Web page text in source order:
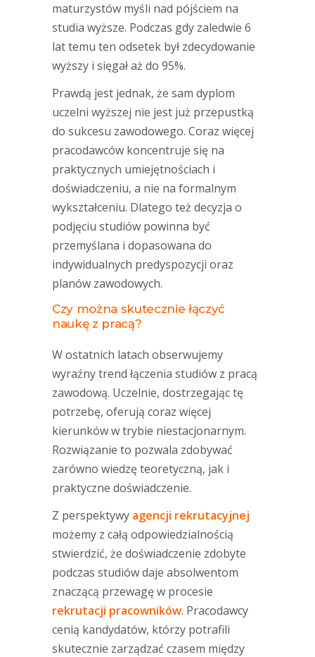
maturzystów myśli nad pójściem na
studia wyższe. Podczas gdy zaledwie 6
lat temu ten odsetek był zdecydowanie
wyższy i sięgał aż do 95%.
Prawdą jest jednak, że sam dyplom
uczelni wyższej nie jest już przepustką
do sukcesu zawodowego. Coraz więcej
pracodawców koncentruje się na
praktycznych umiejętnościach i
doświadczeniu, a nie na formalnym
wykształceniu. Dlatego też decyzja o
podjęciu studiów powinna być
przemyślana i dopasowana do
indywidualnych predyspozycji oraz
planów zawodowych.
Czy można skutecznie łączyć
naukę z pracą?
W ostatnich latach obserwujemy
wyraźny trend łączenia studiów z pracą
zawodową. Uczelnie, dostrzegając tę
potrzebę, oferują coraz więcej
kierunków w trybie niestacjonarnym.
Rozwiązanie to pozwala zdobywać
zarówno wiedzę teoretyczną, jak i
praktyczne doświadczenie.
Z perspektywy agencji rekrutacyjnej
możemy z całą odpowiedzialnością
stwierdzić, że doświadczenie zdobyte
podczas studiów daje absolwentom
znaczącą przewagę w procesie
rekrutacji pracowników. Pracodawcy
cenią kandydatów, którzy potrafili
skutecznie zarządzać czasem między